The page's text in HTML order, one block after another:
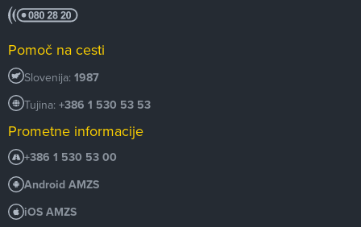
Pomoč na cesti
Slovenija: 1987
Tujina: +386 1 530 53 53
Prometne informacije
+386 1 530 53 00
Android AMZS
iOS AMZS